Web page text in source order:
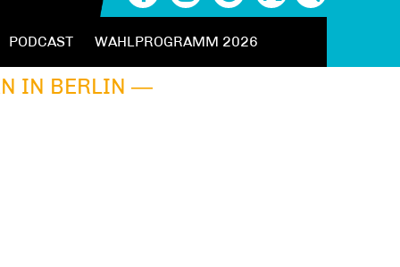
PODCAST WAHLPROGRAMM 2026
―
IN BERLIN ―